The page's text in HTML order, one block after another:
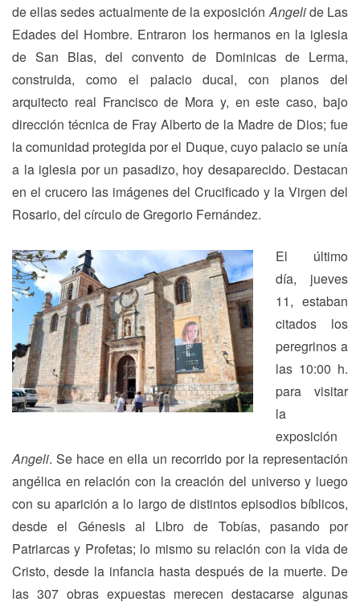
de ellas sedes actualmente de la exposiciónAngelide Las
Edades del Hombre. Entraron los hermanos en la iglesia
de San Blas, del convento de Dominicas de Lerma,
construida, como el palacio ducal, con planos del
arquitecto real Francisco de Mora y, en este caso, bajo
dirección técnica de Fray Alberto de la Madre de Dios; fue
la comunidad protegida por el Duque, cuyo palacio se unía
a la iglesia por un pasadizo, hoy desaparecido. Destacan
en el crucero las imágenes del Crucificado y la Virgen del
Rosario, del círculo de Gregorio Fernández.
El último
día, jueves
11, estaban
citados los
peregrinos a
las 10:00 h.
para visitar
la
exposición
Angeli. Se hace en ella un recorrido por la representación
angélica en relación con la creación del universo y luego
con su aparición a lo largo de distintos episodios bíblicos,
desde el Génesis al Libro de Tobías, pasando por
Patriarcas y Profetas; lo mismo su relación con la vida de
Cristo, desde la infancia hasta después de la muerte. De
las 307 obras expuestas merecen destacarse algunas